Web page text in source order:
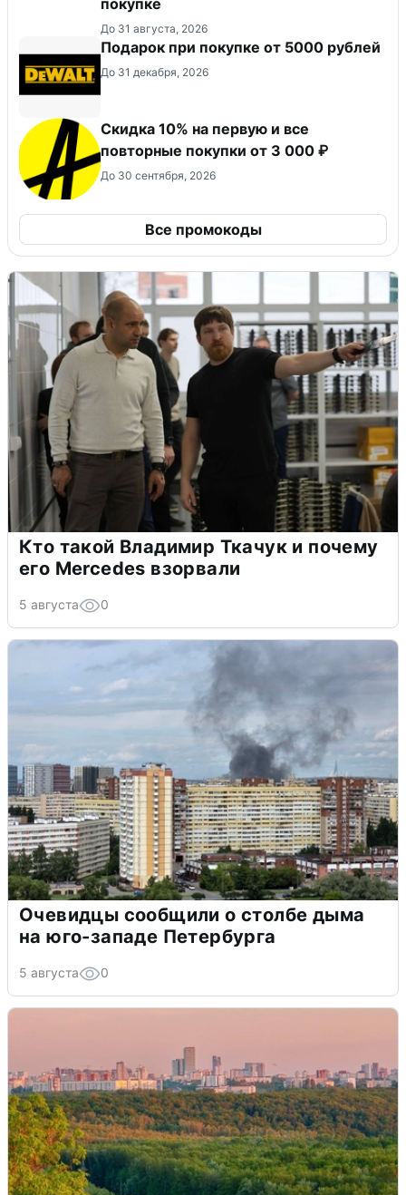
До 31 августа, 2026
Подарок при покупке от 5000 рублей
До 31 декабря, 2026
Скидка 10% на первую и все
повторные покупки от 3 000 ₽
До 30 сентября, 2026
Все промокоды
Кто такой Владимир Ткачук и почему
его Mercedes взорвали
5 августа 0
Очевидцы сообщили о столбе дыма
на юго-западе Петербурга
5 августа 0